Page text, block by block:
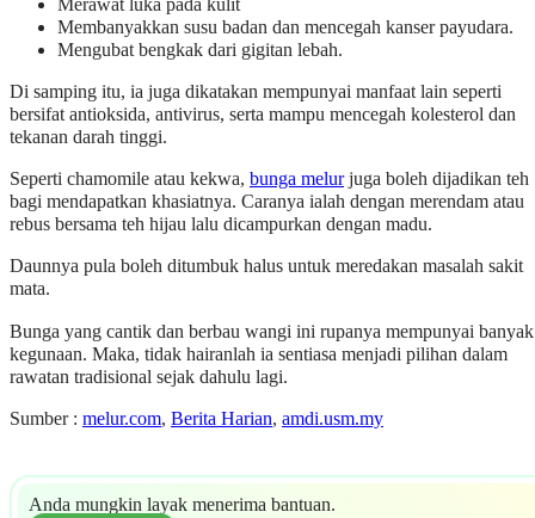
Membanyakkan susu badan dan mencegah kanser payudara.
Mengubat bengkak dari gigitan lebah.
Di samping itu, ia juga dikatakan mempunyai manfaat lain seperti
bersifat antioksida, antivirus, serta mampu mencegah kolesterol dan
tekanan darah tinggi.
Seperti chamomile atau kekwa, bunga melurjuga boleh dijadikan teh
bagi mendapatkan khasiatnya. Caranya ialah dengan merendam atau
rebus bersama teh hijau lalu dicampurkan dengan madu.
Daunnya pula boleh ditumbuk halus untuk meredakan masalah sakit
mata.
Bunga yang cantik dan berbau wangi ini rupanya mempunyai banyak
kegunaan. Maka, tidak hairanlah ia sentiasa menjadi pilihan dalam
rawatan tradisional sejak dahulu lagi.
Sumber : melur.com, Berita Harian, amdi.usm.my
Anda mungkin layak menerima bantuan.